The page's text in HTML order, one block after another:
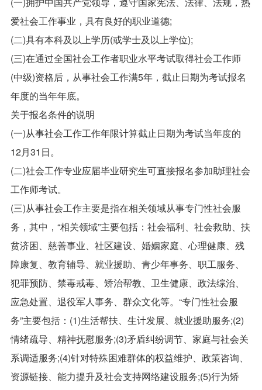
爱社会工作事业，具有良好的职业道德;
(二)具有本科及以上学历(或学士及以上学位);
(三)在通过全国社会工作者职业水平考试取得社会工作师
(中级)资格后，从事社会工作满5年，截止日期为考试报名
年度的当年年底。
关于报名条件的说明
(一)从事社会工作工作年限计算截止日期为考试当年度的
12月31日。
(二)社会工作专业应届毕业研究生可直接报名参加助理社会
工作师考试。
(三)从事社会工作主要是指在相关领域从事专门性社会服
务，其中，“相关领域”主要包括：社会福利、社会救助、扶
贫济困、慈善事业、社区建设、婚姻家庭、心理健康、残
障康复、教育辅导、就业援助、青少年事务、职工服务、
犯罪预防、禁毒戒毒、矫治帮教、卫生健康、政法综治、
应急处置、退役军人事务、群众文化等。“专门性社会服
务”主要包括：(1)生活帮扶、生计发展、就业援助服务;(2)
情绪疏导、精神抚慰服务;(3)矛盾纠纷调节、家庭与社会关
系调适服务;(4)针对特殊困难群体的权益维护、政策咨询、
资源链接、能力提升及社会支持网络建设服务;(5)行为矫